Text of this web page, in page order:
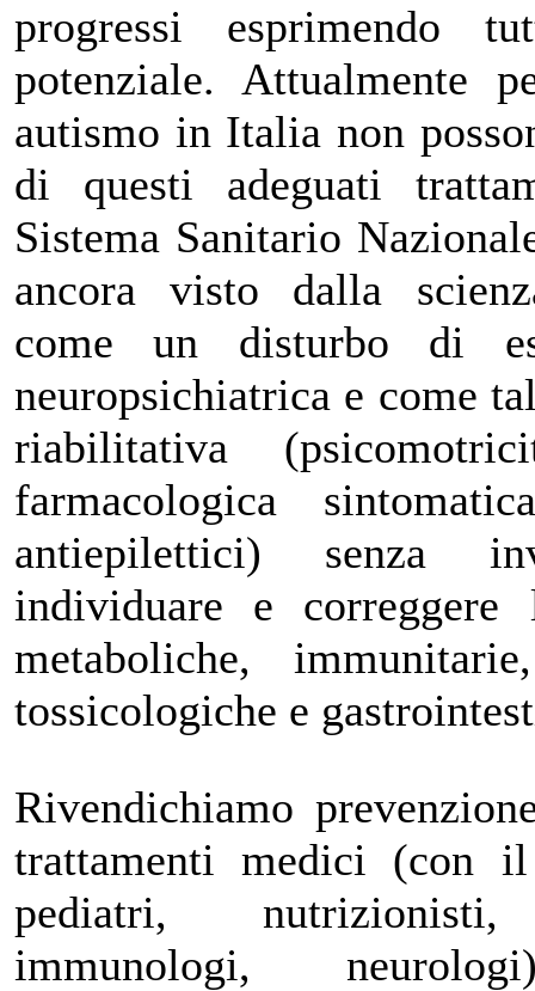
progressi esprimendo
potenziale. Attualmente
autismo in Italia non
di questi adeguati
Sistema Sanitario
ancora visto dalla
come un disturbo di
neuropsichiatrica e come
riabilitativa
farmacologica
antiepilettici) senza
individuare e
metaboliche,
tossicologiche e
Rivendichiamo
trattamenti medici (con
pediatri, nutrizionisti,
immunologi,